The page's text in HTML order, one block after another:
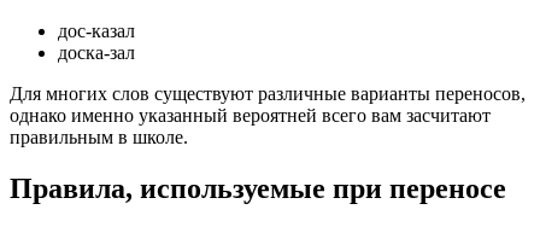
дос-казал
доска-зал
Для многих слов существуют различные варианты переносов,
однако именно указанный вероятней всего вам засчитают
правильным в школе.
Правила, используемые при переносе